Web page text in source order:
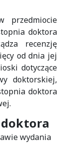
przedmiocie
doktora
recenzję
od dnia jej
dotyczące
doktorskiej,
doktora
wydania